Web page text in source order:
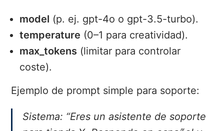
model (p. ej. gpt-4o o gpt-3.5-turbo).
temperature (0–1 para creatividad).
max_tokens (limitar para controlar
coste).
Ejemplo de prompt simple para soporte:
Sistema: “Eres un asistente de soporte